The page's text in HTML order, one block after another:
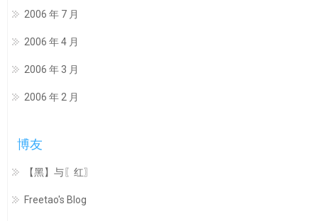
2006 年 7 月
2006 年 4 月
2006 年 3 月
2006 年 2 月
博友
【黑】与〖红〗
Freetao's Blog